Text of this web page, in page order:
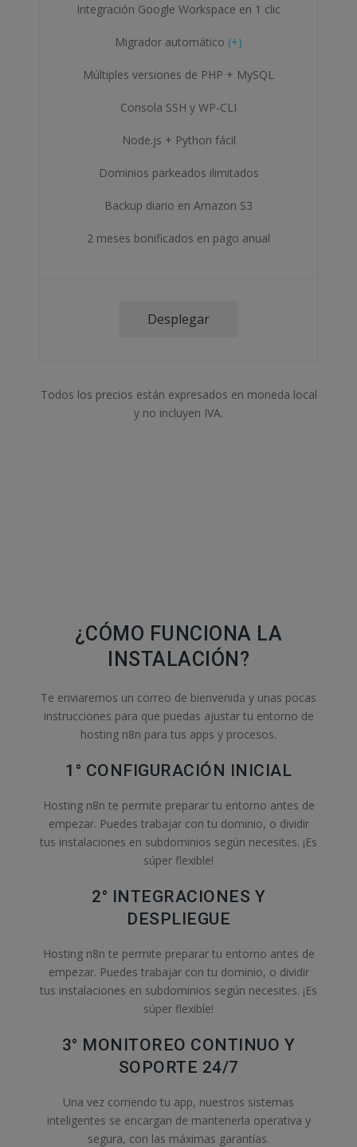
Integración Google Workspace en 1 clic
Migrador automático (+)
Múltiples versiones de PHP + MySQL
Consola SSH y WP-CLI
Node.js + Python fácil
Dominios parkeados ilimitados
Backup diario en Amazon S3
2 meses bonificados en pago anual
Desplegar
Todos los precios están expresados en moneda local
y no incluyen IVA.
¿CÓMO FUNCIONA LA
INSTALACIÓN?
Te enviaremos un correo de bienvenida y unas pocas
instrucciones para que puedas ajustar tu entorno de
hosting n8n para tus apps y procesos.
1° CONFIGURACIÓN INICIAL
Hosting n8n te permite preparar tu entorno antes de
empezar. Puedes trabajar con tu dominio, o dividir
tus instalaciones en subdominios según necesites. ¡Es
súper flexible!
2° INTEGRACIONES Y
DESPLIEGUE
Hosting n8n te permite preparar tu entorno antes de
empezar. Puedes trabajar con tu dominio, o dividir
tus instalaciones en subdominios según necesites. ¡Es
súper flexible!
3° MONITOREO CONTINUO Y
SOPORTE 24/7
Una vez corriendo tu app, nuestros sistemas
inteligentes se encargan de mantenerla operativa y
segura, con las máximas garantías.